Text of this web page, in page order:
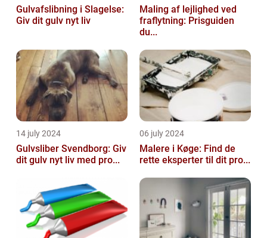
Gulvafslibning i Slagelse:
Giv dit gulv nyt liv
Maling af lejlighed ved
fraflytning: Prisguiden
du...
14 july 2024
Gulvsliber Svendborg: Giv
dit gulv nyt liv med pro...
06 july 2024
Malere i Køge: Find de
rette eksperter til dit pro...